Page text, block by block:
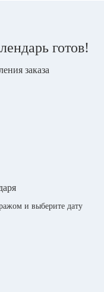
готов!
заказа
и выберите дату